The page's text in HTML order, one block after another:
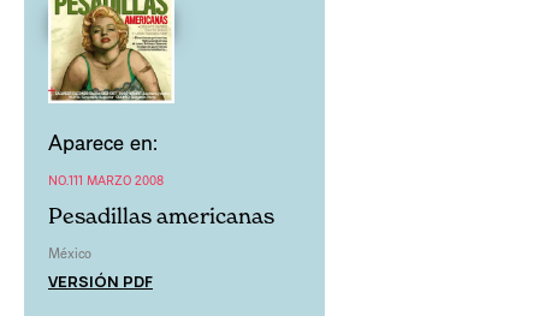
Aparece en:
NO.111 MARZO 2008
Pesadillas americanas
México
VERSIÓN PDF